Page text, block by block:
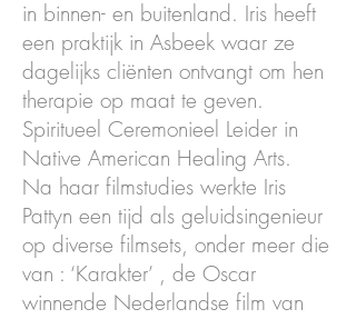
in binnen- en buitenland. Iris heeft
een praktijk in Asbeek waar ze
dagelijks cliënten ontvangt om hen
therapie op maat te geven.
Spiritueel Ceremonieel Leider in
Native American Healing Arts.
Na haar filmstudies werkte Iris
Pattyn een tijd als geluidsingenieur
op diverse filmsets, onder meer die
van : ‘Karakter’ , de Oscar
winnende Nederlandse film van